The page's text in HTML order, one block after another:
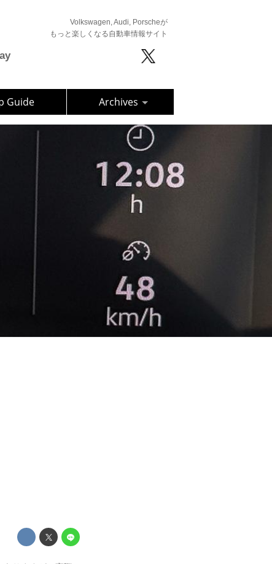
Volkswagen, Audi, Porscheが
もっと楽しくなる自動車情報サイト
Guide Archives